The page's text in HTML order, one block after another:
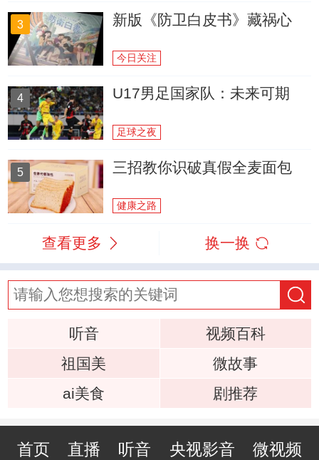
3 新版《防卫白皮书》藏祸心
今日关注
4 U17男足国家队：未来可期
足球之夜
5 三招教你识破真假全麦面包
健康之路
查看更多 换一换
听音
视频百科
祖国美
微故事
ai美食
剧推荐
首页 直播 听音 央视影音 微视频